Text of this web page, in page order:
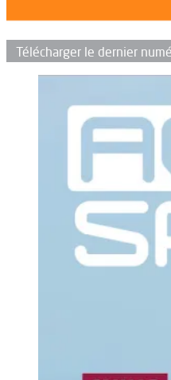
Télécharger le dernier